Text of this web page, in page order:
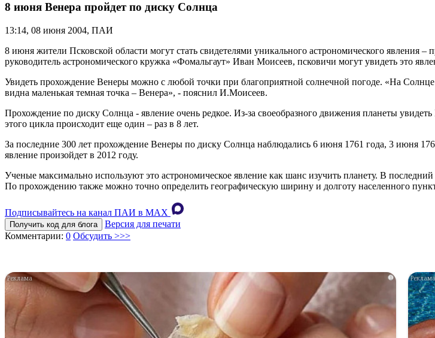
8 июня Венера пройдет по диску Солнца
13:14, 08 июня 2004, ПАИ
8 июня жители Псковской области могут стать свидетелями уникального астрономического
руководитель астрономического кружка «Фомальгаут» Иван Моисеев, псковичи могут увидеть это
Увидеть прохождение Венеры можно с любой точки при благоприятной солнечной погоде. «На
видна маленькая темная точка – Венера», - пояснил И.Моисеев.
Прохождение по диску Солнца - явление очень редкое. Из-за своеобразного движения планеты
этого цикла происходит еще один – раз в 8 лет.
За последние 300 лет прохождение Венеры по диску Солнца наблюдались 6 июня 1761 года, 3 июня
явление произойдет в 2012 году.
Ученые максимально используют это астрономическое явление как шанс изучить планету. В
По прохождению также можно точно определить географическую ширину и долготу населенного
Подписывайтесь на канал ПАИ в MAХ
Получить код для блога
Версия для печати
Комментарии: 0 Обсудить >>>
i